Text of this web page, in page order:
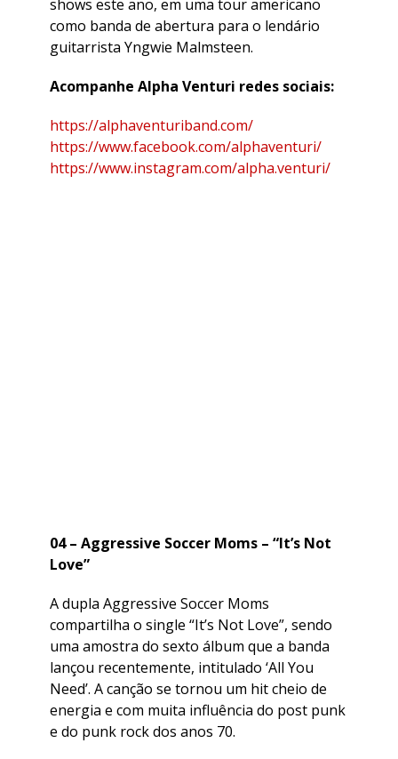
shows este ano, em uma tour americano
como banda de abertura para o lendário
guitarrista Yngwie Malmsteen.
Acompanhe Alpha Venturi redes sociais:
https://alphaventuriband.com/
https://www.facebook.com/alphaventuri/
https://www.instagram.com/alpha.venturi/
04 – Aggressive Soccer Moms – “It’s Not
Love”
A dupla Aggressive Soccer Moms
compartilha o single “It’s Not Love”, sendo
uma amostra do sexto álbum que a banda
lançou recentemente, intitulado ‘All You
Need’. A canção se tornou um hit cheio de
energia e com muita influência do post punk
e do punk rock dos anos 70.